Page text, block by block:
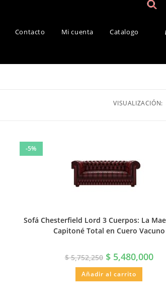
Contacto Mi cuenta Catalogo
VISUALIZACIÓN:
-5%
Sofá Chesterfield Lord 3 Cuerpos: La
Capitoné Total en Cuero Vacuno
$5,752,250 $5,480,000
Añadir al carrito